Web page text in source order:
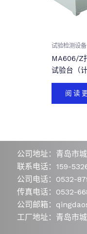
试验检测设备
MA606/Z
试验台（
阅读
公司地址：青岛市
联系电话：159-
公司电话：0532-
传真电话：0532-
公司邮箱：
工厂地址：青岛市